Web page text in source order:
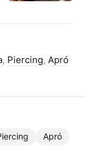
, Piercing, Apró
Apró